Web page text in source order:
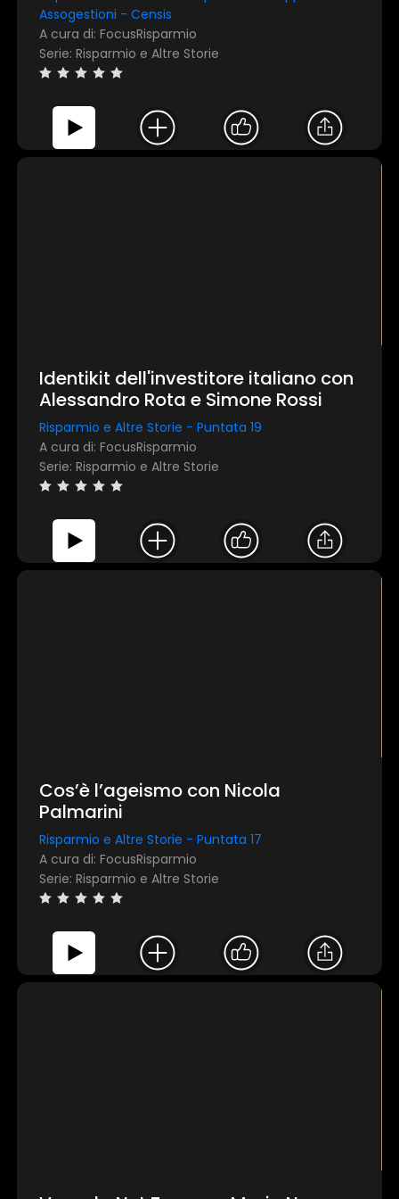
Assogestioni - Censis
A cura di: FocusRisparmio
Serie: Risparmio e Altre Storie
Identikit dell'investitore italiano con
Alessandro Rota e Simone Rossi
Risparmio e Altre Storie - Puntata 19
A cura di: FocusRisparmio
Serie: Risparmio e Altre Storie
Cos’è l’ageismo con Nicola
Palmarini
Risparmio e Altre Storie - Puntata 17
A cura di: FocusRisparmio
Serie: Risparmio e Altre Storie